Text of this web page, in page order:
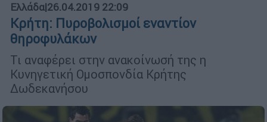
Ελλάδα|26.04.2019 22:09
Κρήτη: Πυροβολισμοί εναντίον
θηροφυλάκων
Τι αναφέρει στην ανακοίνωσή της η
Κυνηγετική Ομοσπονδία Κρήτης
Δωδεκανήσου